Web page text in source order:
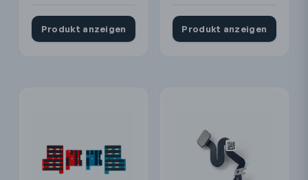
Produkt anzeigen Produkt anzeigen